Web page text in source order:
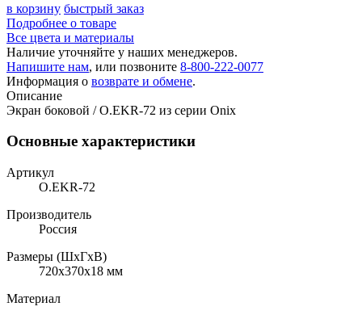
в корзину быстрый заказ
Подробнее о товаре
Все цвета и материалы
Наличие уточняйте у наших менеджеров.
Напишите нам, или позвоните 8-800-222-0077
Информация о возврате и обмене.
Описание
Экран боковой / O.EKR-72 из серии Onix
Основные характеристики
Артикул
O.EKR-72
Производитель
Россия
Размеры (ШхГхВ)
720x370x18 мм
Материал